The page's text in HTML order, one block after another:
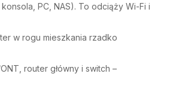
konsola, PC, NAS). To odciąży Wi-Fi i
w rogu mieszkania rzadko
router główny i switch –